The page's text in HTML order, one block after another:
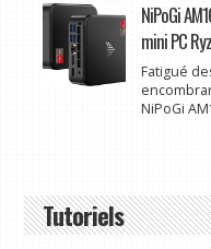
NiPoGi
mini PC
Fatigué
NiPoGi
Tutoriels